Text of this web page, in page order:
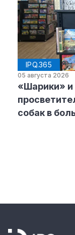
IPQ.365
05 августа 2026
«Шарики»
собак в